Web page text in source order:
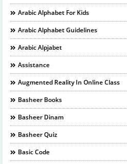
Arabic Alphabet For Kids
Arabic Alphabet Guidelines
Arabic Alpjabet
Assistance
Augmented Reality In Online Class
Basheer Books
Basheer Dinam
Basheer Quiz
Basic Code